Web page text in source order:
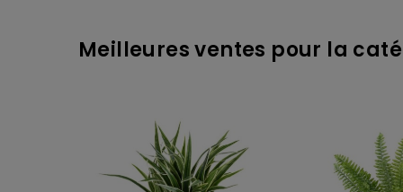
Meilleures ventes pour la